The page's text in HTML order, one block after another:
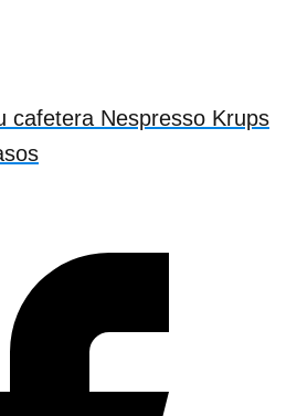
cafetera Nespresso Krups